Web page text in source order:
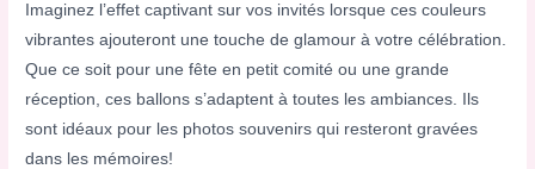
Imaginez l’effet captivant sur vos invités lorsque ces couleurs
vibrantes ajouteront une touche de glamour à votre célébration.
Que ce soit pour une fête en petit comité ou une grande
réception, ces ballons s’adaptent à toutes les ambiances. Ils
sont idéaux pour les photos souvenirs qui resteront gravées
dans les mémoires!